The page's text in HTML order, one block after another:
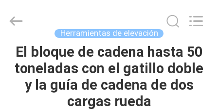
HOGAR
PRODUCTOS
Machinery
Reserved.
Herramientas de elevación
El bloque de cadena hasta 50
toneladas con el gatillo doble
y la guía de cadena de dos
cargas rueda